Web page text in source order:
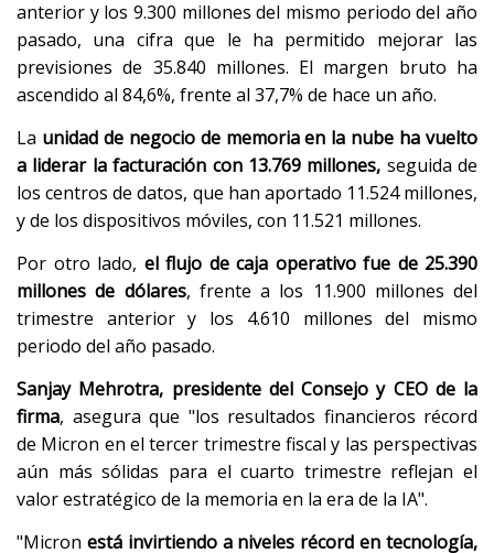
anterior y los 9.300 millones del mismo periodo del año
pasado, una cifra que le ha permitido mejorar las
previsiones de 35.840 millones. El margen bruto ha
ascendido al 84,6%, frente al 37,7% de hace un año.
La unidad de negocio de memoria en la nube ha vuelto
a liderar la facturación con 13.769 millones, seguida de
los centros de datos, que han aportado 11.524 millones,
y de los dispositivos móviles, con 11.521 millones.
Por otro lado, el flujo de caja operativo fue de 25.390
millones de dólares, frente a los 11.900 millones del
trimestre anterior y los 4.610 millones del mismo
periodo del año pasado.
Sanjay Mehrotra, presidente del Consejo y CEO de la
firma, asegura que "los resultados financieros récord
de Micron en el tercer trimestre fiscal y las perspectivas
aún más sólidas para el cuarto trimestre reflejan el
valor estratégico de la memoria en la era de la IA".
"Micron está invirtiendo a niveles récord en tecnología,